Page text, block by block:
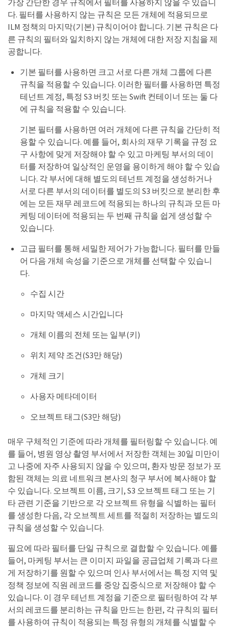
다. 필터를 사용하지 않는 규칙은 모든 개체에 적용되므로
ILM 정책의 마지막(기본) 규칙이어야 합니다. 기본 규칙은 다
른 규칙의 필터와 일치하지 않는 개체에 대한 저장 지침을 제
공합니다.
기본 필터를 사용하면 크고 서로 다른 개체 그룹에 다른
규칙을 적용할 수 있습니다. 이러한 필터를 사용하면 특정
테넌트 계정, 특정 S3 버킷 또는 Swift 컨테이너 또는 둘 다
에 규칙을 적용할 수 있습니다.
기본 필터를 사용하면 여러 개체에 다른 규칙을 간단히 적
용할 수 있습니다. 예를 들어, 회사의 재무 기록을 규정 요
구 사항에 맞게 저장해야 할 수 있고 마케팅 부서의 데이
터를 저장하여 일상적인 운영을 용이하게 해야 할 수 있습
니다. 각 부서에 대해 별도의 테넌트 계정을 생성하거나
서로 다른 부서의 데이터를 별도의 S3 버킷으로 분리한 후
에는 모든 재무 레코드에 적용되는 하나의 규칙과 모든 마
케팅 데이터에 적용되는 두 번째 규칙을 쉽게 생성할 수
있습니다.
고급 필터를 통해 세밀한 제어가 가능합니다. 필터를 만들
어 다음 개체 속성을 기준으로 개체를 선택할 수 있습니
다.
수집 시간
마지막 액세스 시간입니다
개체 이름의 전체 또는 일부(키)
위치 제약 조건(S3만 해당)
개체 크기
사용자 메타데이터
오브젝트 태그(S3만 해당)
매우 구체적인 기준에 따라 개체를 필터링할 수 있습니다. 예
를 들어, 병원 영상 촬영 부서에서 저장한 객체는 30일 미만이
고 나중에 자주 사용되지 않을 수 있으며, 환자 방문 정보가 포
함된 객체는 의료 네트워크 본사의 청구 부서에 복사해야 할
수 있습니다. 오브젝트 이름, 크기, S3 오브젝트 태그 또는 기
타 관련 기준을 기반으로 각 오브젝트 유형을 식별하는 필터
를 생성한 다음, 각 오브젝트 세트를 적절히 저장하는 별도의
규칙을 생성할 수 있습니다.
필요에 따라 필터를 단일 규칙으로 결합할 수 있습니다. 예를
들어, 마케팅 부서는 큰 이미지 파일을 공급업체 기록과 다르
게 저장하기를 원할 수 있으며 인사 부서에서는 특정 지역 및
정책 정보에 직원 레코드를 중앙 집중식으로 저장해야 할 수
있습니다. 이 경우 테넌트 계정을 기준으로 필터링하여 각 부
서의 레코드를 분리하는 규칙을 만드는 한편, 각 규칙의 필터
를 사용하여 규칙이 적용되는 특정 유형의 개체를 식별할 수